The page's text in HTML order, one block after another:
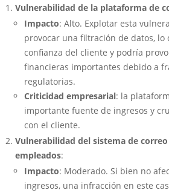
Vulnerabilidad de la plataforma de
Impacto: Alto. Explotar esta
provocar una filtración de datos, lo
confianza del cliente y podría
financieras importantes debido a
regulatorias.
Criticidad empresarial: la
importante fuente de ingresos y
con el cliente.
Vulnerabilidad del sistema de
empleados:
Impacto: Moderado. Si bien no
ingresos, una infracción en este